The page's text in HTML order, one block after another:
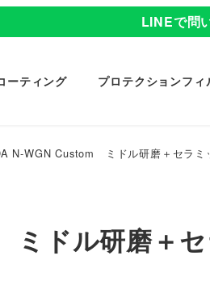
LINEで問
ーティング プロテクションフィ
N-WGN Custom ミドル研磨＋セラミ
ドル研磨＋セ